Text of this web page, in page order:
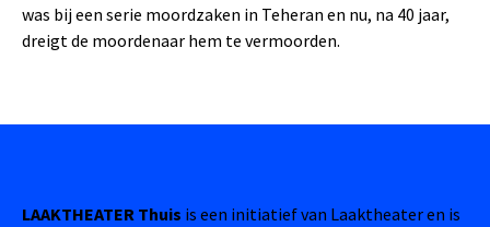
was bij een serie moordzaken in Teheran en nu, na 40 jaar,
dreigt de moordenaar hem te vermoorden.
LAAKTHEATER Thuis is een initiatief van Laaktheater en is